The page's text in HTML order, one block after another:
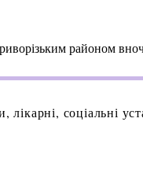
районом
лікарні, соціальні